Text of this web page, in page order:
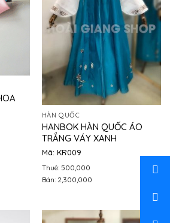
HÀN QUỐC
HANBOK HÀN QUỐC ÁO
TRẮNG VÁY XANH
Mã: KR009
Thuê: 500,000
Bán: 2,300,000